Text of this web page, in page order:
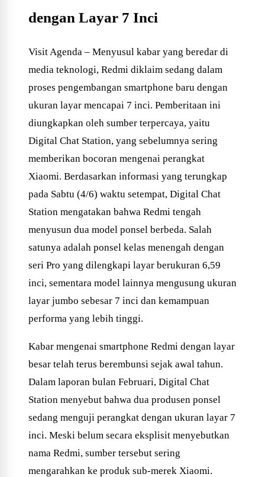
dengan Layar 7 Inci
Visit Agenda – Menyusul kabar yang beredar di
media teknologi, Redmi diklaim sedang dalam
proses pengembangan smartphone baru dengan
ukuran layar mencapai 7 inci. Pemberitaan ini
diungkapkan oleh sumber terpercaya, yaitu
Digital Chat Station, yang sebelumnya sering
memberikan bocoran mengenai perangkat
Xiaomi. Berdasarkan informasi yang terungkap
pada Sabtu (4/6) waktu setempat, Digital Chat
Station mengatakan bahwa Redmi tengah
menyusun dua model ponsel berbeda. Salah
satunya adalah ponsel kelas menengah dengan
seri Pro yang dilengkapi layar berukuran 6,59
inci, sementara model lainnya mengusung ukuran
layar jumbo sebesar 7 inci dan kemampuan
performa yang lebih tinggi.
Kabar mengenai smartphone Redmi dengan layar
besar telah terus berembunsi sejak awal tahun.
Dalam laporan bulan Februari, Digital Chat
Station menyebut bahwa dua produsen ponsel
sedang menguji perangkat dengan ukuran layar 7
inci. Meski belum secara eksplisit menyebutkan
nama Redmi, sumber tersebut sering
mengarahkan ke produk sub-merek Xiaomi.